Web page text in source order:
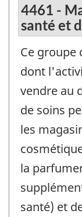
4461 -
santé et
Ce groupe
dont
vendre au
de soins
les
la
santé) et